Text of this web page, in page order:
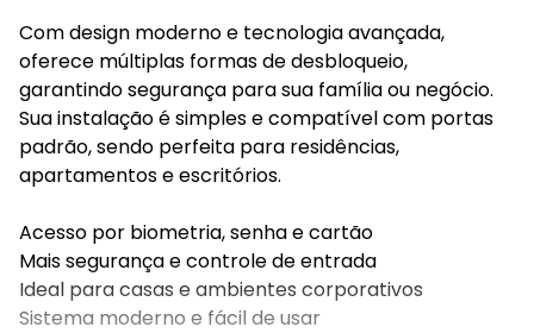
Com design moderno e tecnologia avançada,
oferece múltiplas formas de desbloqueio,
garantindo segurança para sua família ou negócio.
Sua instalação é simples e compatível com portas
padrão, sendo perfeita para residências,
apartamentos e escritórios.
Acesso por biometria, senha e cartão
Mais segurança e controle de entrada
Ideal para casas e ambientes corporativos
Sistema moderno e fácil de usar